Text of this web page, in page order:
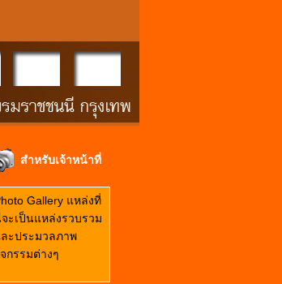
สำหรับเจ้าหน้าที่
Gallery แหล่งที่
ะเป็นแหล่งรวบรวม
ะประมวลภาพ
กรรมต่างๆ